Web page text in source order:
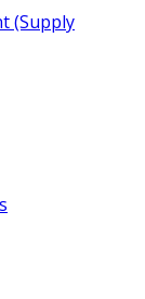
(Supply